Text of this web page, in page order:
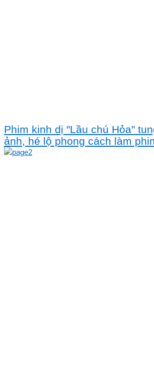
Phim kinh dị "Lầu chú Hỏa"
ảnh, hé lộ phong cách làm